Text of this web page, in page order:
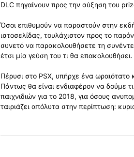
DLC πηγαίνουν προς την αύξηση του
Όσοι επιθυμούν να παραστούν στην
ιστοσελίδας, τουλάχιστον προς το
συνετό να παρακολουθήσετε τη
έτσι μία γεύση του τι θα επακολουθήσει.
Πέρυσι στο PSX, υπήρχε ένα ωραιότατο
Πάντως θα είναι ενδιαφέρον να δούμε
παιχνιδιών για το 2018, για όσους
ταιριάζει απόλυτα στην περίπτωση: